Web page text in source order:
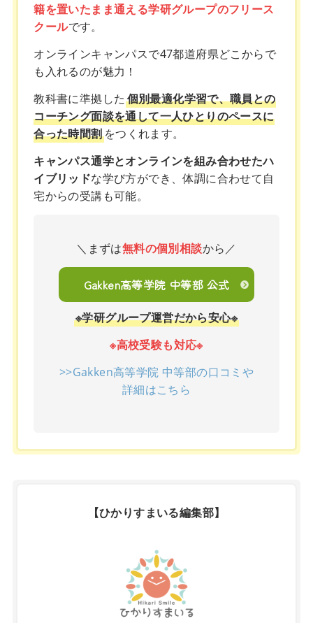
籍を置いたまま通える学研グループのフリース
クールです。
オンラインキャンパスで47都道府県どこからで
も入れるのが魅力！
教科書に準拠した 個別最適化学習で、職員との
コーチング面談を通して一人ひとりのペースに
合った時間割をつくれます。
キャンパス通学とオンラインを組み合わせたハ
イブリッドな学び方ができ、体調に合わせて自
宅からの受講も可能。
＼まずは無料の個別相談から／
Gakken高等学院 中等部 公式
※学研グループ運営だから安心※
※高校受験も対応※
>>Gakken高等学院 中等部の口コミや
詳細はこちら
【ひかりすまいる編集部】